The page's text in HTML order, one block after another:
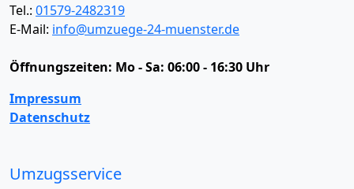
Tel.: 01579-2482319
E-Mail: info@umzuege-24-muenster.de
Öffnungszeiten: Mo - Sa: 06:00 - 16:30 Uhr
Impressum
Datenschutz
Umzugsservice